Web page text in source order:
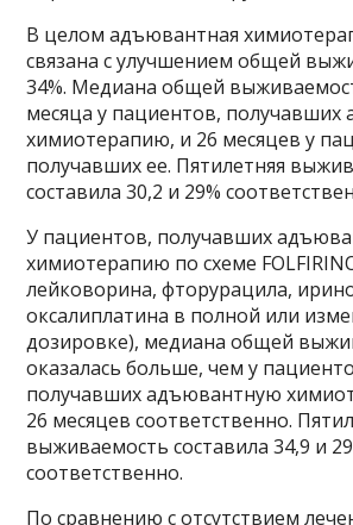
В целом адъювантная
связана с улучшением общей
34%. Медиана общей
месяца у пациентов,
химиотерапию, и 26 месяцев у
получавших ее. Пятилетняя
составила 30,2 и 29%
У пациентов, получавших
химиотерапию по схеме
лейковорина, фторурацила,
оксалиплатина в полной или
дозировке), медиана общей
оказалась больше, чем у
получавших адъювантную
26 месяцев соответственно.
выживаемость составила 34,9 и
соответственно.
По сравнению с отсутствием